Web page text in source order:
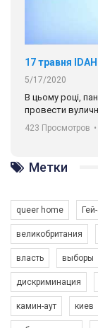
5/17/2020
В цьому році,
провести
навіть коли ми
разом. Ми
солідарності,
ГАУ є в 16
Разом наш голос
423 Просмотров •
Метки
queer home
великобритания
власть выборы
дискриминация
камин-аут киев